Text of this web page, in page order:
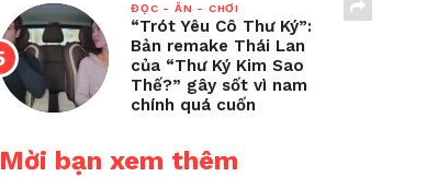
ĐỌC - ĂN - CHƠI
“Trót Yêu Cô Thư Ký”:
Bản remake Thái Lan
của “Thư Ký Kim Sao
Thế?” gây sốt vì nam
chính quá cuốn
Mời bạn xem thêm